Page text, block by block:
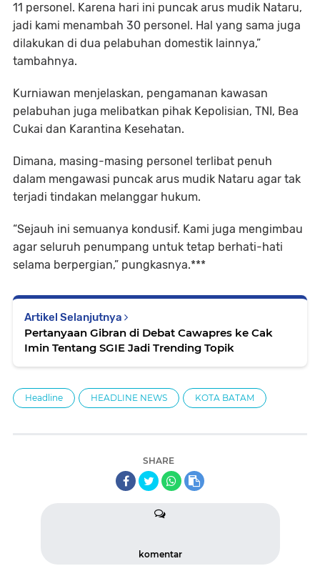
11 personel. Karena hari ini puncak arus mudik Nataru,
jadi kami menambah 30 personel. Hal yang sama juga
dilakukan di dua pelabuhan domestik lainnya,”
tambahnya.
Kurniawan menjelaskan, pengamanan kawasan
pelabuhan juga melibatkan pihak Kepolisian, TNI, Bea
Cukai dan Karantina Kesehatan.
Dimana, masing-masing personel terlibat penuh
dalam mengawasi puncak arus mudik Nataru agar tak
terjadi tindakan melanggar hukum.
“Sejauh ini semuanya kondusif. Kami juga mengimbau
agar seluruh penumpang untuk tetap berhati-hati
selama berpergian,” pungkasnya.***
Artikel Selanjutnya
Pertanyaan Gibran di Debat Cawapres ke Cak
Imin Tentang SGIE Jadi Trending Topik
Headline HEADLINE NEWS KOTA BATAM
SHARE
komentar